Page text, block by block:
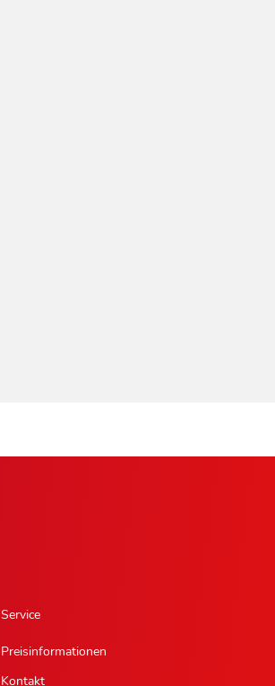
Service
Preisinformationen
Kontakt